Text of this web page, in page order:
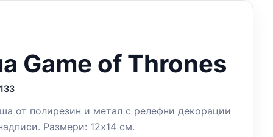
Game of Thrones
от полирезин и метал с релефни декорации
Размери: 12х14 см.